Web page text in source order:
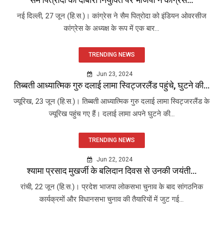
नई दिल्ली, 27 जून (हि.स.)। कांग्रेस ने सैम पित्रोदा को इंडियन ओवरसीज
कांग्रेस के अध्यक्ष के रूप में एक बार...
TRENDING NEWS
Jun 23, 2024
तिब्बती आध्यात्मिक गुरु दलाई लामा स्विट्जरलैंड पहुंचे, घुटने की...
ज्यूरिख, 23 जून (हि.स.)। तिब्बती आध्यात्मिक गुरु दलाई लामा स्विट्जरलैंड के
ज्यूरिख पहुंच गए हैं। दलाई लामा अपने घुटने की...
TRENDING NEWS
Jun 22, 2024
श्यामा प्रसाद मुखर्जी के बलिदान दिवस से उनकी जयंती...
रांची, 22 जून (हि.स.)। प्रदेश भाजपा लोकसभा चुनाव के बाद सांगठनिक
कार्यक्रमों और विधानसभा चुनाव की तैयारियों में जुट गई...